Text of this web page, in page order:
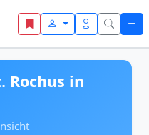
Rochus in